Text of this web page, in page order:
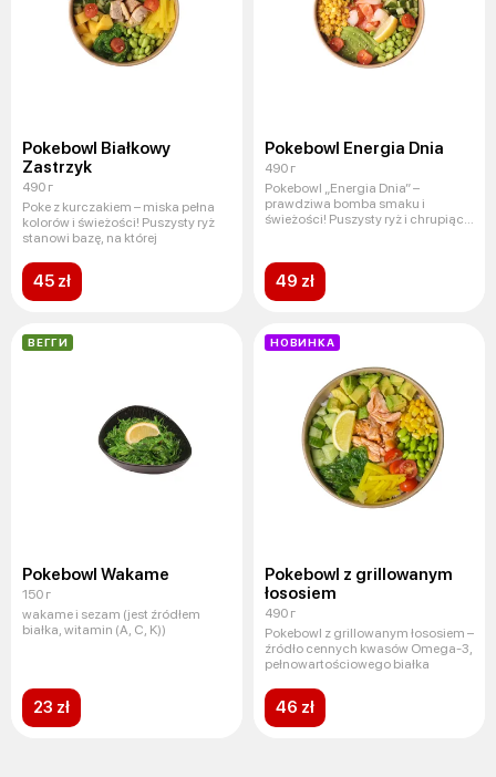
Pokebowl Białkowy
Zastrzyk
490 г
Poke z kurczakiem – miska pełna
kolorów i świeżości! Puszysty ryż
stanowi bazę, na której
45 zł
Pokebowl Energia Dnia
490 г
Pokebowl „Energia Dnia” –
prawdziwa bomba smaku i
świeżości! Puszysty ryż i chrupiąca
49 zł
ВЕГГИ
Pokebowl Wakame
150 г
wakame i sezam (jest źródłem
białka, witamin (A, C, K))
23 zł
НОВИНКА
Pokebowl z grillowanym
łososiem
490 г
Pokebowl z grillowanym łososiem –
źródło cennych kwasów Omega-3,
pełnowartościowego białka
46 zł